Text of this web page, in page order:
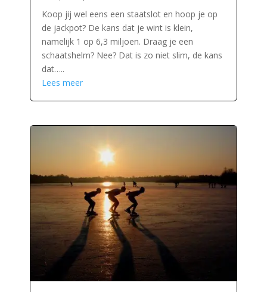
Koop jij wel eens een staatslot en hoop je op
de jackpot? De kans dat je wint is klein,
namelijk 1 op 6,3 miljoen. Draag je een
schaatshelm? Nee? Dat is zo niet slim, de kans
dat…..
Lees meer